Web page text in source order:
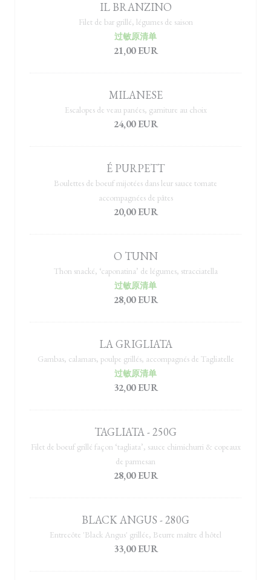
IL BRANZINO
Filet de bar grillé, légumes de saison
过敏原清单
21,00 EUR
MILANESE
Escalopes de veau panées, garniture au choix
24,00 EUR
É PURPETT
Boulettes de boeuf mijotées dans leur sauce tomate
accompagnées de pâtes
20,00 EUR
O TUNN
Thon snacké, ‘caponatina’ de légumes, stracciatella
过敏原清单
28,00 EUR
LA GRIGLIATA
Gambas, calamars, poulpe grillés, accompagnés de Tagliatelle
过敏原清单
32,00 EUR
TAGLIATA - 250G
Filet de boeuf grillé façon ‘tagliata’, sauce chimichurri & copeaux
de parmesan
28,00 EUR
BLACK ANGUS - 280G
Entrecôte 'Black Angus' grillée, Beurre maître d hôtel
33,00 EUR